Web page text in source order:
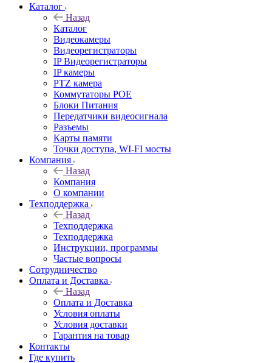
Каталог
Назад
Каталог
Видеокамеры
Видеорегистраторы
IP Видеорегистраторы
IP камеры
PTZ камера
Коммутаторы POE
Блоки Питания
Передатчики видеосигнала
Разъемы
Карты памяти
Точки доступа, WI-FI мосты
Компания
Назад
Компания
О компании
Техподдержка
Назад
Техподдержка
Техподдержка
Инструкции, программы
Частые вопросы
Сотрудничество
Оплата и Доставка
Назад
Оплата и Доставка
Условия оплаты
Условия доставки
Гарантия на товар
Контакты
Где купить